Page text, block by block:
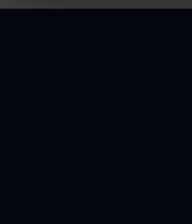
websiteverkeer te